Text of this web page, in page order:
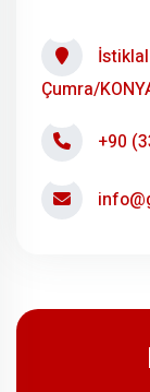
Çumra/
+90